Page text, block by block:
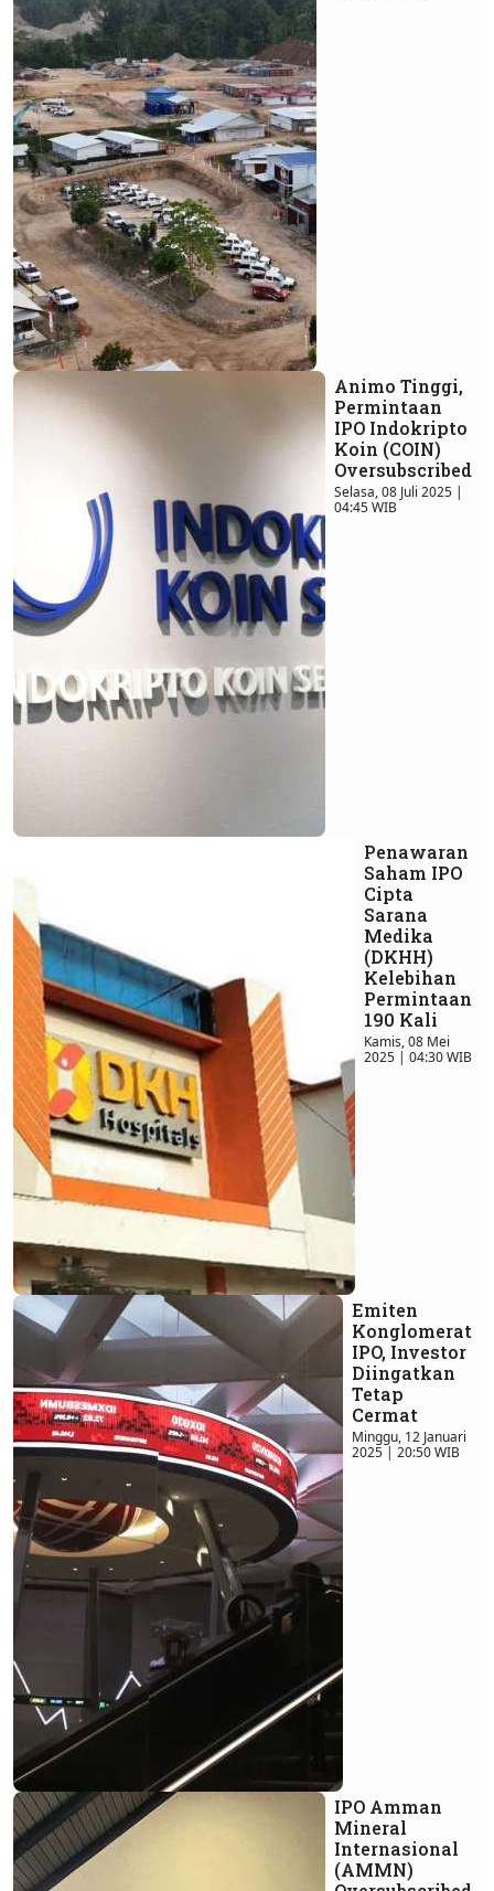
Animo Tinggi,
Permintaan
IPO Indokripto
Koin (COIN)
Oversubscribed
Selasa, 08 Juli 2025 |
04:45 WIB
Penawaran
Saham IPO
Cipta
Sarana
Medika
(DKHH)
Kelebihan
Permintaan
190 Kali
Kamis, 08 Mei
2025 | 04:30 WIB
Emiten
Konglomerat
IPO, Investor
Diingatkan
Tetap
Cermat
Minggu, 12 Januari
2025 | 20:50 WIB
IPO Amman
Mineral
Internasional
(AMMN)